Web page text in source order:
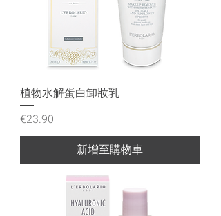
植物水解蛋白卸妝乳
價格
€23.90
新增至購物車